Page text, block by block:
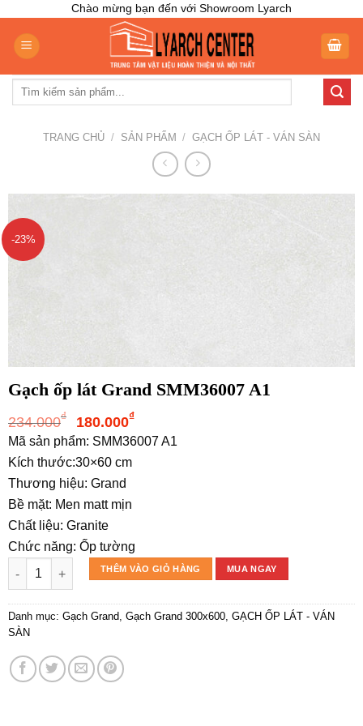
content
Chào mừng bạn đến với Showroom Lyarch
Tìm
TRANG CHỦ / SẢN PHẨM / GẠCH ỐP LÁT - VÁN SÀN
-23%
Gạch ốp lát Grand SMM36007 A1
234.000₫
Giá
gốc
là:
234.000₫.
180.000₫Giá
hiện
Mã sản phẩm: SMM36007 A1
Kích thước:30×60 cm
Thương hiệu: Grand
Bề mặt: Men matt mịn
Chất liệu: Granite
Chức năng: Ốp tường
Gạch ốp lát Grand SMM36007 A1 số lượng
THÊM VÀO GIỎ HÀNG MUA NGAY
Danh mục: Gạch Grand, Gạch Grand 300x600, GẠCH ỐP LÁT - VÁN
SÀN